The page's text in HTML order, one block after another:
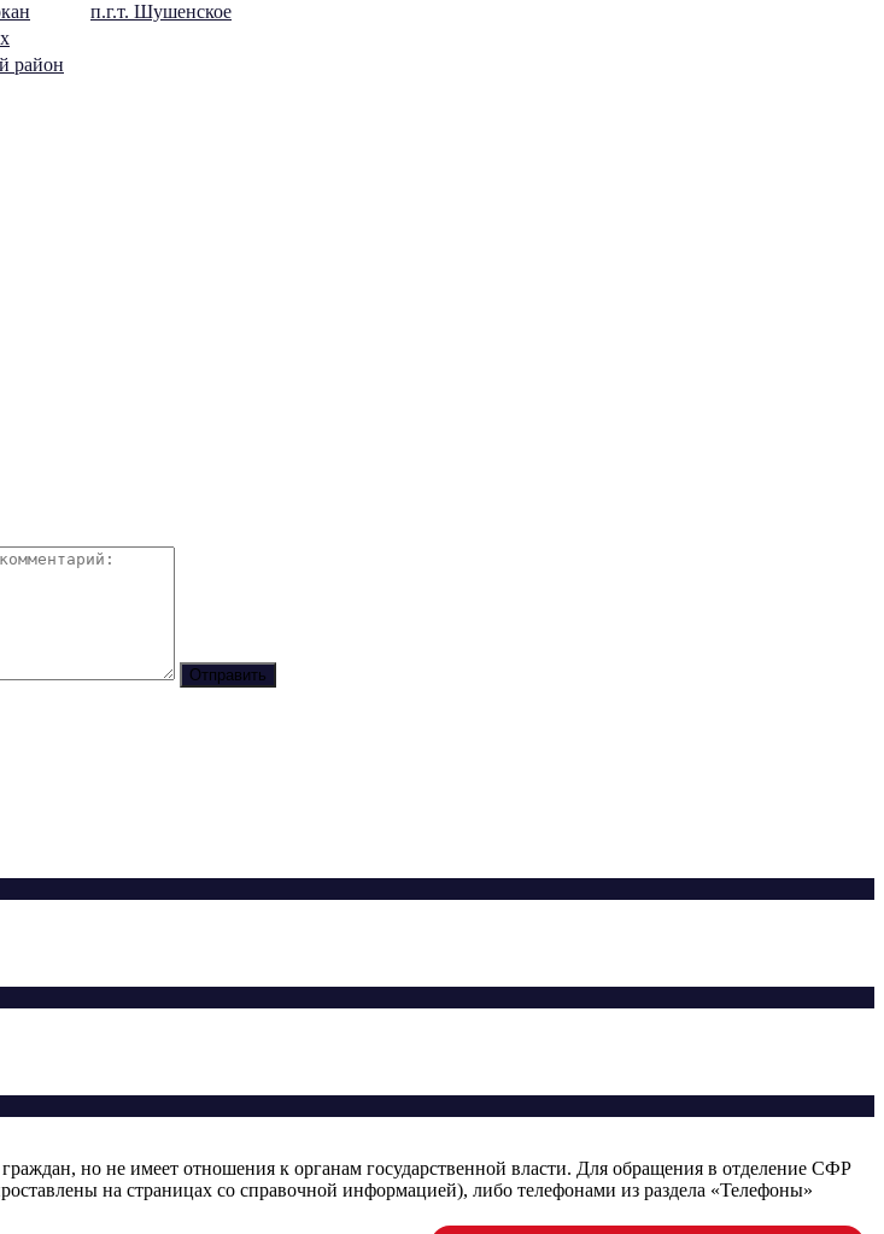
п.г.т. Шушенское
район
но не имеет отношения к органам государственной власти. Для обращения в отделение СФР
на страницах со справочной информацией), либо телефонами из раздела «Телефоны»